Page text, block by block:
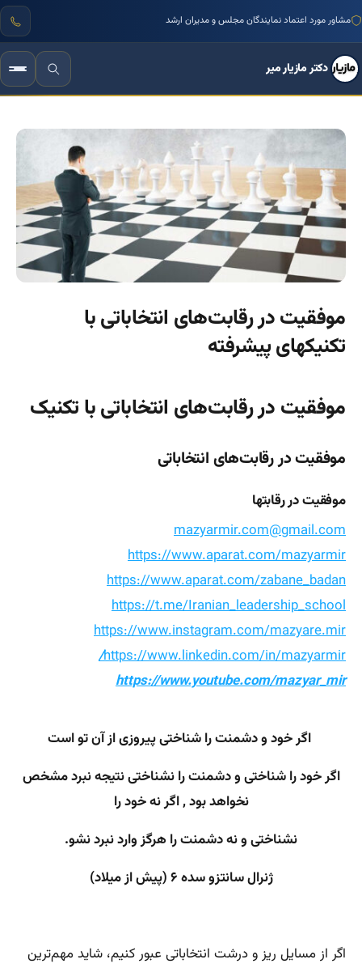
مشاور مورد اعتماد نمایندگان مجلس و مدیران ارشد
دکتر مازیار میر
موفقیت در رقابت‌های انتخاباتی با
تکنیکهای پیشرفته
موفقیت در رقابت‌های انتخاباتی با تکنیک
موفقیت در رقابت‌های انتخاباتی
موفقیت در رقابتها
mazyarmir.com@gmail.com
https://www.aparat.com/mazyarmir
https://www.aparat.com/zabane_badan
https://t.me/Iranian_leadership_school
https://www.instagram.com/mazyare.mir
https://www.linkedin.com/in/mazyarmir
/
https://www.youtube.com/mazyar_mir
اگر خود و دشمنت را شناختی پیروزی از آن تو است
اگر خود را شناختی و دشمنت را نشناختی نتیجه نبرد مشخص
نخواهد بود , اگر نه خود را
نشناختی و نه دشمنت را هرگز وارد نبرد نشو.
ژنرال سانتزو سده ۶ (پیش از میلاد)
اگر از مسایل ریز و درشت انتخاباتی عبور کنیم، شاید مهم‌ترین